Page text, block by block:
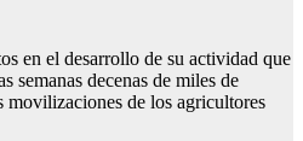
en el desarrollo de su actividad que
semanas decenas de miles de
movilizaciones de los agricultores